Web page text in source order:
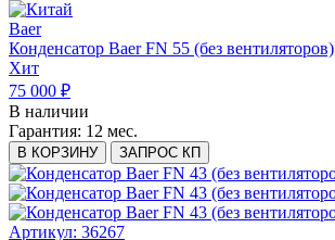
Baer
Конденсатор Baer FN 55 (без вентиляторов)
Хит
75 000 ₽
В наличии
Гарантия: 12 мес.
В КОРЗИНУ ЗАПРОС КП
Артикул: 36267